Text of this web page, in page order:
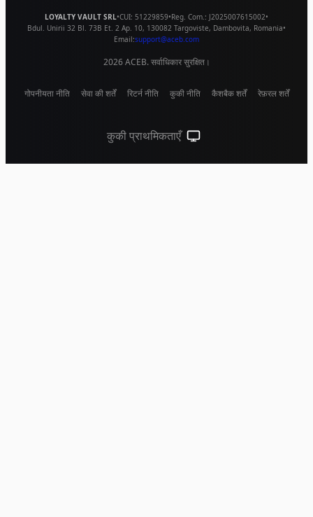
LOYALTY VAULT SRL•CUI: 51229859•Reg. Com.: J2025007615002•
Bdul. Unirii 32 Bl. 73B Et. 2 Ap. 10, 130082 Targoviste, Dambovita, Romania•
Email:support@aceb.com
2026 ACEB. सर्वाधिकार सुरक्षित।
गोपनीयता नीति सेवा की शर्तें रिटर्न नीति कुकी नीति कैशबैक शर्तें रेफ़रल शर्तें
कुकी प्राथमिकताएँ सिस्टम थीम (लाइट के लिए क्लिक